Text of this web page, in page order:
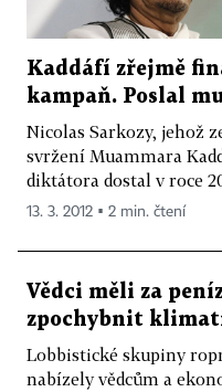
Kaddáfí zřejmě
kampaň. Poslal
Nicolas Sarkozy, jehož
svržení Muammara
diktátora dostal v roce
13. 3. 2012 ▪ 2 min. čtení
Vědci měli za
zpochybnit
Lobbistické skupiny
nabízely vědcům a